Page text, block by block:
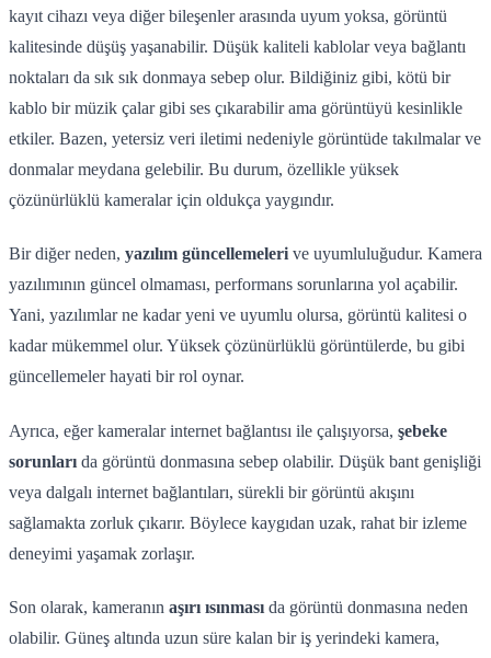
kayıt cihazı veya diğer bileşenler arasında uyum yoksa, görüntü
kalitesinde düşüş yaşanabilir. Düşük kaliteli kablolar veya bağlantı
noktaları da sık sık donmaya sebep olur. Bildiğiniz gibi, kötü bir
kablo bir müzik çalar gibi ses çıkarabilir ama görüntüyü kesinlikle
etkiler. Bazen, yetersiz veri iletimi nedeniyle görüntüde takılmalar ve
donmalar meydana gelebilir. Bu durum, özellikle yüksek
çözünürlüklü kameralar için oldukça yaygındır.
Bir diğer neden, yazılım güncellemeleri ve uyumluluğudur. Kamera
yazılımının güncel olmaması, performans sorunlarına yol açabilir.
Yani, yazılımlar ne kadar yeni ve uyumlu olursa, görüntü kalitesi o
kadar mükemmel olur. Yüksek çözünürlüklü görüntülerde, bu gibi
güncellemeler hayati bir rol oynar.
Ayrıca, eğer kameralar internet bağlantısı ile çalışıyorsa, şebeke
sorunları da görüntü donmasına sebep olabilir. Düşük bant genişliği
veya dalgalı internet bağlantıları, sürekli bir görüntü akışını
sağlamakta zorluk çıkarır. Böylece kaygıdan uzak, rahat bir izleme
deneyimi yaşamak zorlaşır.
Son olarak, kameranın aşırı ısınması da görüntü donmasına neden
olabilir. Güneş altında uzun süre kalan bir iş yerindeki kamera,